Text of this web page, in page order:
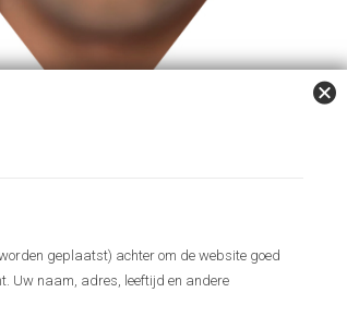
geplaatst) achter om de website goed
Uw naam, adres, leeftijd en andere